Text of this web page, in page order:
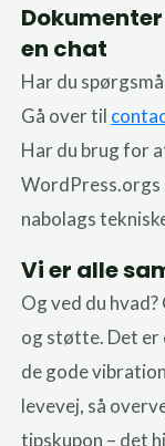
en chat
Har du
Gå over til
Har du brug for
nabolags
Vi er alle
Og ved du
og støtte. Det er
de gode
levevej, så
tipskupon – det